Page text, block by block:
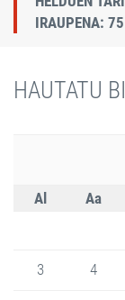
IRAUPENA:
HAUTATU
Al Aa
3 4